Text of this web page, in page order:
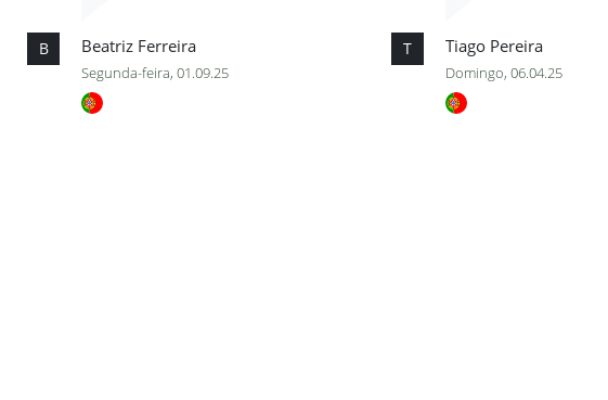
B Beatriz Ferreira
Segunda-feira, 01.09.25
T Tiago Pereira
Domingo, 06.04.25